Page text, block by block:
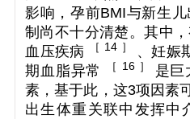
影响，孕前BMI与新生
制尚不十分清楚。其中
血压疾病
［ 14 ］ 、妊娠
期血脂异常
［ 16 ］ 是巨
素，基于此，这3项因素
出生体重关联中发挥中